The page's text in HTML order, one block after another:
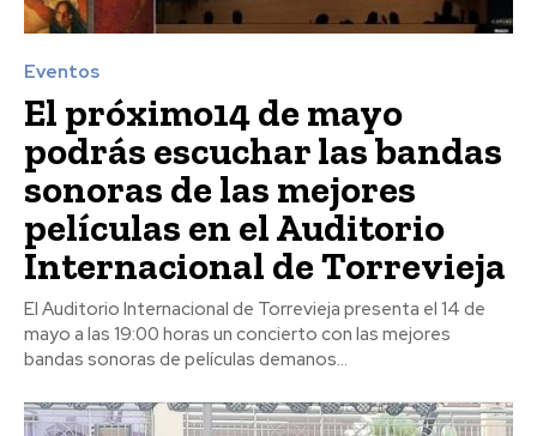
Eventos
El próximo14 de mayo
podrás escuchar las bandas
sonoras de las mejores
películas en el Auditorio
Internacional de Torrevieja
El Auditorio Internacional de Torrevieja presenta el 14 de
mayo a las 19:00 horas un concierto con las mejores
bandas sonoras de películas demanos...